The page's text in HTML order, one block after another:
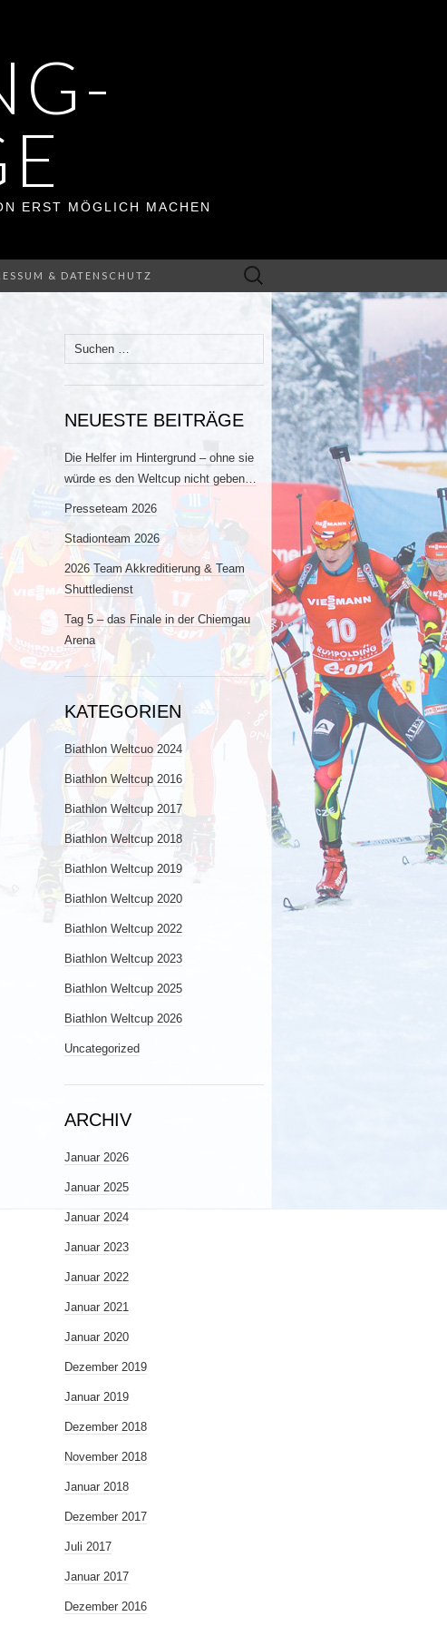
ERST MÖGLICH MACHEN
& DATENSCHUTZ
Suchen
nach:
Suchen
nach:
NEUESTE BEITRÄGE
Die Helfer im Hintergrund – ohne sie
würde es den Weltcup nicht geben…
Presseteam 2026
Stadionteam 2026
2026 Team Akkreditierung & Team
Shuttledienst
Tag 5 – das Finale in der Chiemgau
Arena
KATEGORIEN
Biathlon Weltcuo 2024
Biathlon Weltcup 2016
Biathlon Weltcup 2017
Biathlon Weltcup 2018
Biathlon Weltcup 2019
Biathlon Weltcup 2020
Biathlon Weltcup 2022
Biathlon Weltcup 2023
Biathlon Weltcup 2025
Biathlon Weltcup 2026
Uncategorized
ARCHIV
Januar 2026
Januar 2025
Januar 2024
Januar 2023
Januar 2022
Januar 2021
Januar 2020
Dezember 2019
Januar 2019
Dezember 2018
November 2018
Januar 2018
Dezember 2017
Juli 2017
Januar 2017
Dezember 2016